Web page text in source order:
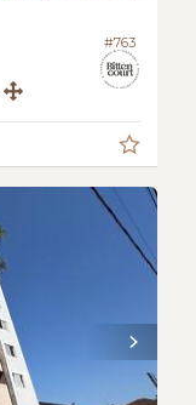
#763